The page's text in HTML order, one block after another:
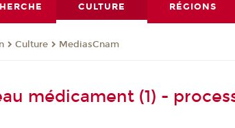
CULTURE RÉGIONS
Culture MediasCnam
médicament (1) -